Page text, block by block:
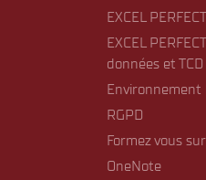
EXCEL
EXCEL
données et TCD
RGPD
Formez vous
OneNote